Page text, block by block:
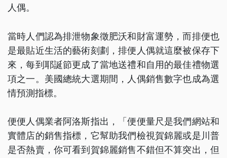
人偶。
當時人們認為排泄物象徵肥沃和財富運勢，而排便也
是最貼近生活的藝術刻劃，排便人偶就這麼被保存下
來，每到耶誕節更成了當地送禮和自用的最佳禮物選
項之一。美國總統大選期間，人偶銷售數字也成為選
情預測指標。
便便人偶業者阿洛斯指出，「便便量尺是我們網站和
實體店的銷售指標，它幫助我們檢視賀錦麗或是川普
是否熱賣，你可看到賀錦麗銷售不錯但不算突出，但